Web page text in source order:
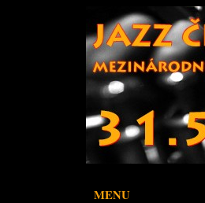
MENU